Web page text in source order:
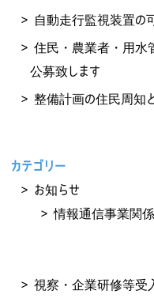
自動走行監視装置の
住民・農業者・用水
公募致します
整備計画の住民周知
カテゴリー
お知らせ
情報通信事業関係
視察・企業研修等受